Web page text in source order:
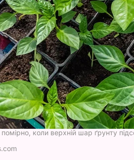
коли верхній шар ґрунту